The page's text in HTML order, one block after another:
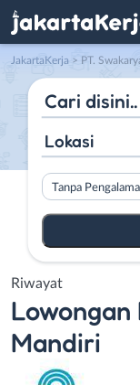
JakartaKerja > PT.
Lokasi
Tanpa
Riwayat
Lowongan
Mandiri